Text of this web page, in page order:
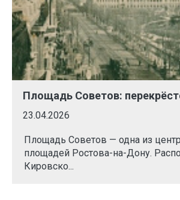
Площадь Советов:
23.04.2026
Площадь Советов — одна из
площадей Ростова-на-Дону.
Кировско...